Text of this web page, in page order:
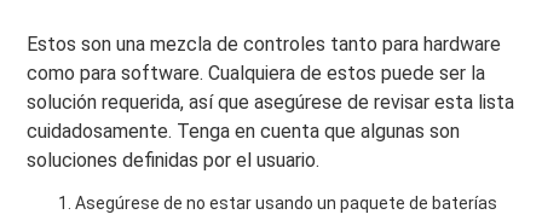
Estos son una mezcla de controles tanto para hardware
como para software. Cualquiera de estos puede ser la
solución requerida, así que asegúrese de revisar esta lista
cuidadosamente. Tenga en cuenta que algunas son
soluciones definidas por el usuario.
Asegúrese de no estar usando un paquete de baterías